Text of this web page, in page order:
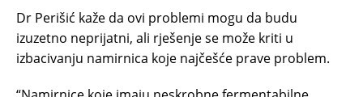
Dr Perišić kaže da ovi problemi mogu da budu
izuzetno neprijatni, ali rješenje se može kriti u
izbacivanju namirnica koje najčešće prave problem.